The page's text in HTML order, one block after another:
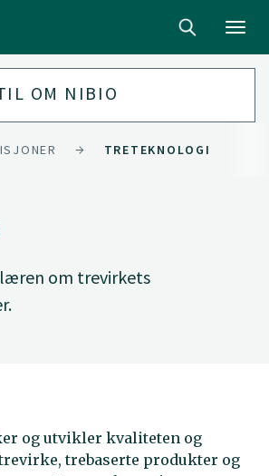
OM NIBIO
TRETEKNOLOGI
om trevirkets
og utvikler kvaliteten og
trebaserte produkter og